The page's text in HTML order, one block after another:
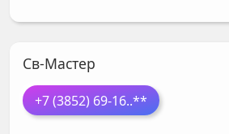
Св-Мастер
+7 (3852) 69-16..**